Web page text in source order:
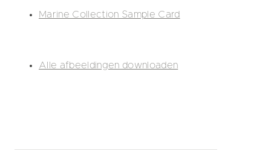
Marine Collection Sample Card
Alle afbeeldingen downloaden